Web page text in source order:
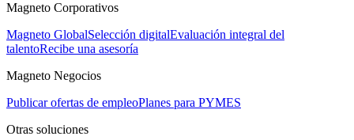
Magneto Corporativos
Magneto GlobalSelección digitalEvaluación integral del
talentoRecibe una asesoría
Magneto Negocios
Publicar ofertas de empleoPlanes para PYMES
Otras soluciones